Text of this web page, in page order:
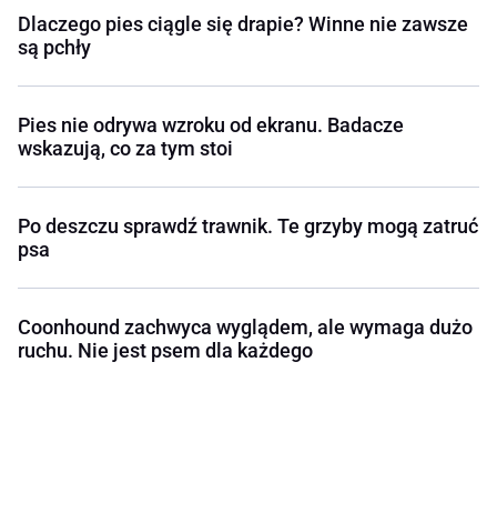
Dlaczego pies ciągle się drapie? Winne nie zawsze
są pchły
Pies nie odrywa wzroku od ekranu. Badacze
wskazują, co za tym stoi
Po deszczu sprawdź trawnik. Te grzyby mogą zatruć
psa
Coonhound zachwyca wyglądem, ale wymaga dużo
ruchu. Nie jest psem dla każdego